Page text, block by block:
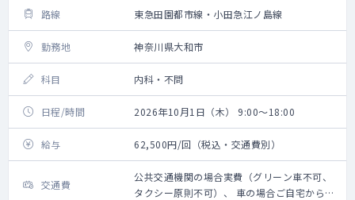
路線 東急田園都市線・小田急江ノ島線
勤務地 神奈川県大和市
科目 内科・不問
日程/時間 2026年10月1日（木） 9:00～18:00
給与 62,500円/回（税込・交通費別）
交通費
公共交通機関の場合実費（グリーン車不可、
タクシー原則不可）、 車の場合ご自宅からの